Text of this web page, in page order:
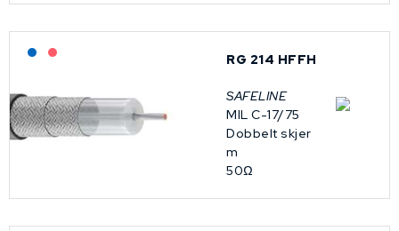
Lagerført: NEK Kabel
RG 214 HFFH
SAFELINE
MIL C-17/75
Dobbelt skjer
m
50Ω